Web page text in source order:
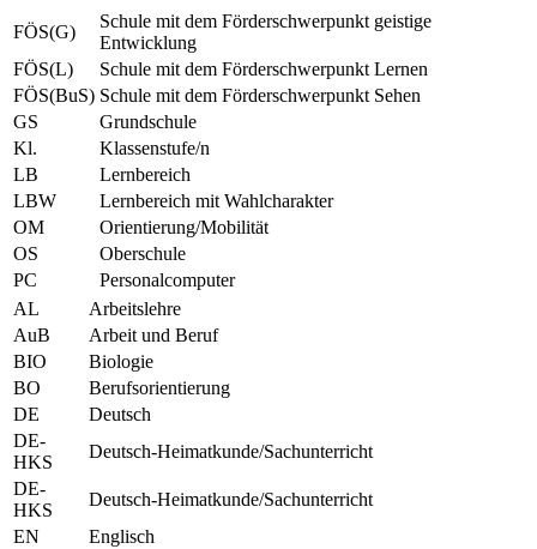
FÖS(G)
Schule mit dem Förderschwerpunkt geistige
Entwicklung
FÖS(L)
Schule mit dem Förderschwerpunkt Lernen
FÖS(BuS) Schule mit dem Förderschwerpunkt Sehen
GS
Grundschule
Kl.
Klassenstufe/n
LB
Lernbereich
LBW
Lernbereich mit Wahlcharakter
OM
Orientierung/Mobilität
OS
Oberschule
PC
Personalcomputer
AL
Arbeitslehre
AuB
Arbeit und Beruf
BIO
Biologie
BO
Berufsorientierung
DE
Deutsch
DE-
HKS
Deutsch-Heimatkunde/Sachunterricht
DE-
HKS
Deutsch-Heimatkunde/Sachunterricht
EN
Englisch